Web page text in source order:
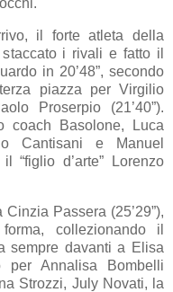
il forte atleta della
i rivali e fatto il
in 20’48”, secondo
piazza per Virgilio
Proserpio (21’40”).
coach Basolone, Luca
Cantisani e Manuel
“figlio d’arte” Lorenzo
Passera (25’29”),
collezionando il
sempre davanti a Elisa
per Annalisa Bombelli
Strozzi, July Novati, la